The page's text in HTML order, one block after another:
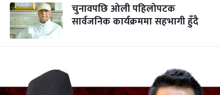
चुनावपछि ओली पहिलोपटक
सार्वजनिक कार्यक्रममा सहभागी हुँदै